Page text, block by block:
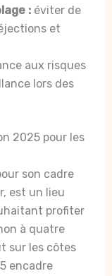
:éviter de
et
aux risques
lors des
2025 pour les
son cadre
est un lieu
profiter
à quatre
sur les côtes
encadre